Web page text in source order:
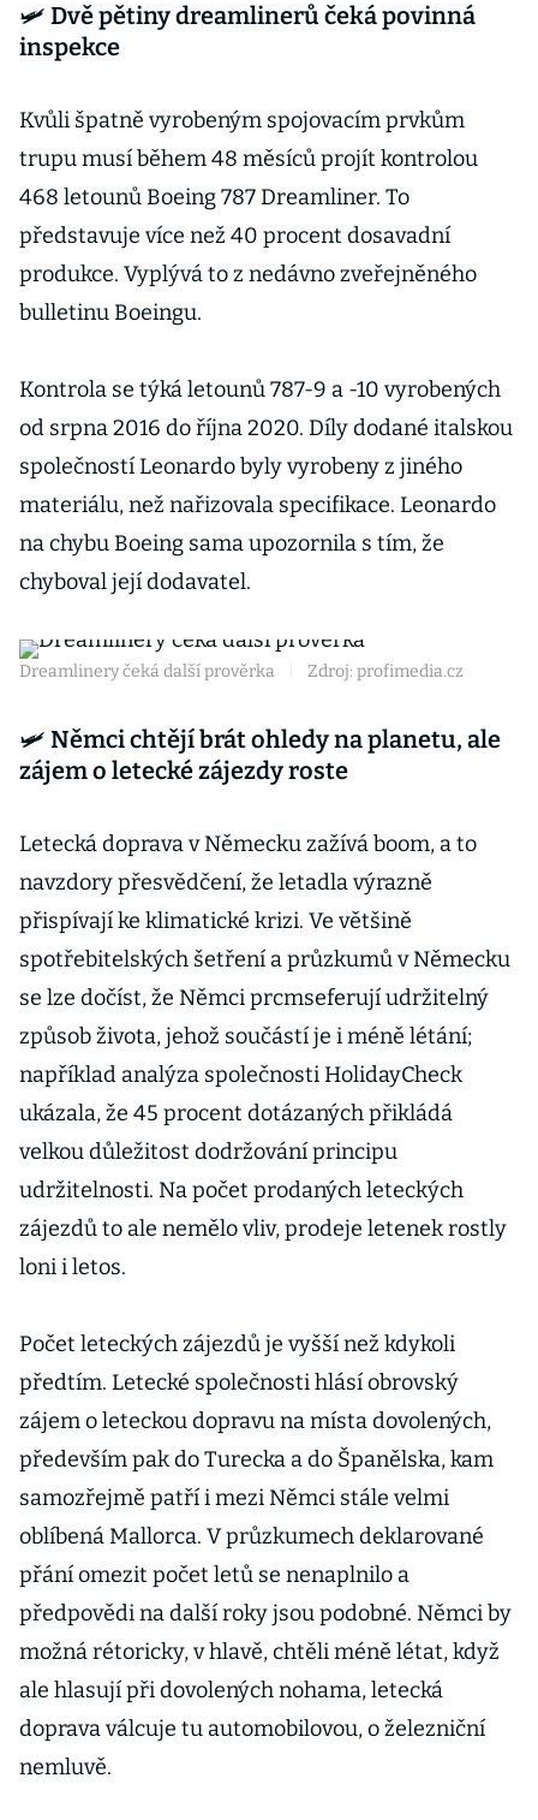
🛩️ Dvě pětiny dreamlinerů čeká povinná
inspekce
Kvůli špatně vyrobeným spojovacím prvkům
trupu musí během 48 měsíců projít kontrolou
468 letounů Boeing 787 Dreamliner. To
představuje více než 40 procent dosavadní
produkce. Vyplývá to z nedávno zveřejněného
bulletinu Boeingu.
Kontrola se týká letounů 787-9 a -10 vyrobených
od srpna 2016 do října 2020. Díly dodané italskou
společností Leonardo byly vyrobeny z jiného
materiálu, než nařizovala specifikace. Leonardo
na chybu Boeing sama upozornila s tím, že
chyboval její dodavatel.
Dreamlinery čeká další prověrka Zdroj: profimedia.cz
🛩️ Němci chtějí brát ohledy na planetu, ale
zájem o letecké zájezdy roste
Letecká doprava v Německu zažívá boom, a to
navzdory přesvědčení, že letadla výrazně
přispívají ke klimatické krizi. Ve většině
spotřebitelských šetření a průzkumů v Německu
se lze dočíst, že Němci prcmseferují udržitelný
způsob života, jehož součástí je i méně létání;
například analýza společnosti HolidayCheck
ukázala, že 45 procent dotázaných přikládá
velkou důležitost dodržování principu
udržitelnosti. Na počet prodaných leteckých
zájezdů to ale nemělo vliv, prodeje letenek rostly
loni i letos.
Počet leteckých zájezdů je vyšší než kdykoli
předtím. Letecké společnosti hlásí obrovský
zájem o leteckou dopravu na místa dovolených,
především pak do Turecka a do Španělska, kam
samozřejmě patří i mezi Němci stále velmi
oblíbená Mallorca. V průzkumech deklarované
přání omezit počet letů se nenaplnilo a
předpovědi na další roky jsou podobné. Němci by
možná rétoricky, v hlavě, chtěli méně létat, když
ale hlasují při dovolených nohama, letecká
doprava válcuje tu automobilovou, o železniční
nemluvě.